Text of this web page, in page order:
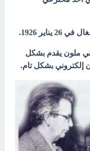
1926.
ملون يقدم بشكل
إلكتروني بشكل تام.